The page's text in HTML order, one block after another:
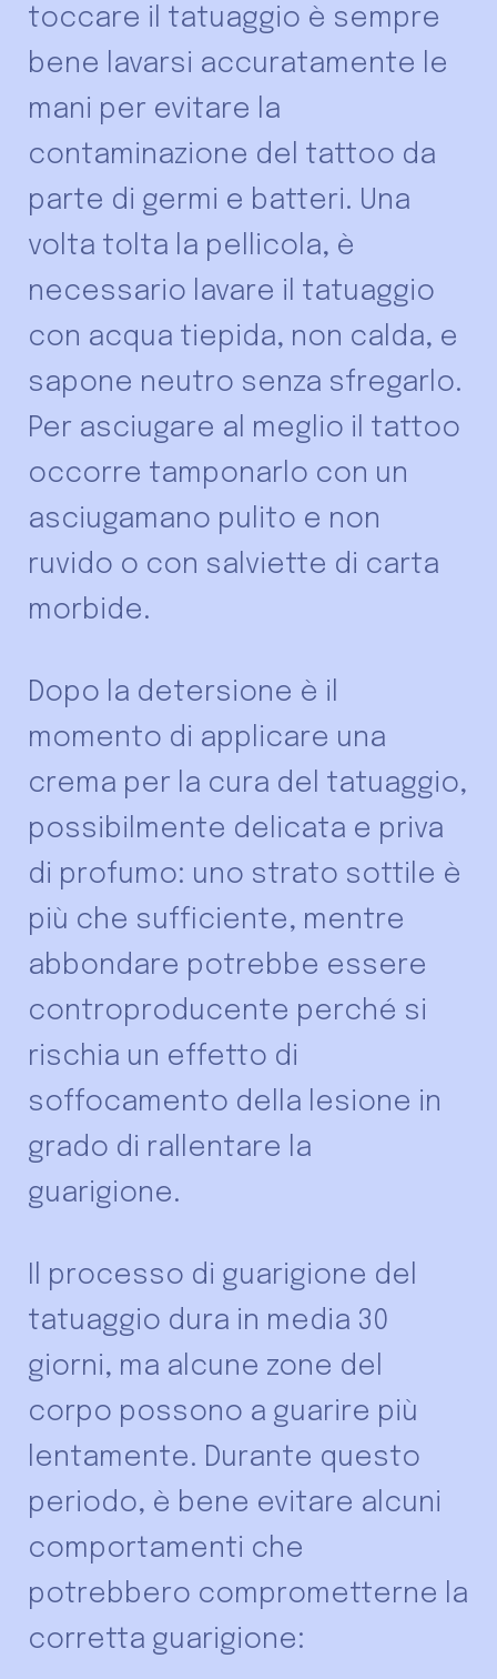
toccare il tatuaggio è sempre
bene lavarsi accuratamente le
mani per evitare la
contaminazione del tattoo da
parte di germi e batteri. Una
volta tolta la pellicola, è
necessario lavare il tatuaggio
con acqua tiepida, non calda, e
sapone neutro senza sfregarlo.
Per asciugare al meglio il tattoo
occorre tamponarlo con un
asciugamano pulito e non
ruvido o con salviette di carta
morbide.
Dopo la detersione è il
momento di applicare una
crema per la cura del tatuaggio,
possibilmente delicata e priva
di profumo: uno strato sottile è
più che sufficiente, mentre
abbondare potrebbe essere
controproducente perché si
rischia un effetto di
soffocamento della lesione in
grado di rallentare la
guarigione.
Il processo di guarigione del
tatuaggio dura in media 30
giorni, ma alcune zone del
corpo possono a guarire più
lentamente. Durante questo
periodo, è bene evitare alcuni
comportamenti che
potrebbero comprometterne la
corretta guarigione: